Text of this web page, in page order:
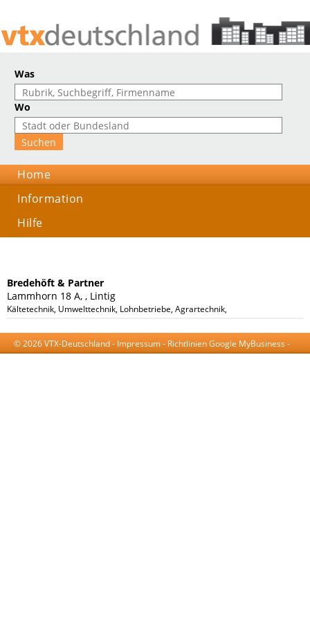
Was
Wo
Home
Information
Hilfe
Bredehöft & Partner
Lammhorn 18 A, , Lintig
Kältetechnik, Umwelttechnik, Lohnbetriebe, Agrartechnik, Melktechnik
© 2026 VTX-Deutschland - Impressum- Richtlinien Google MyBusiness -
AGB-Datenschutzerklärung